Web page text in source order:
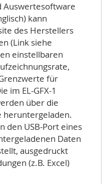
Auswertesoftware
kann
des Herstellers
(Link siehe
einstellbaren
für
im EL-GFX-1
über die
heruntergeladen.
den USB-Port eines
Daten
ausgedruckt
(z.B. Excel)